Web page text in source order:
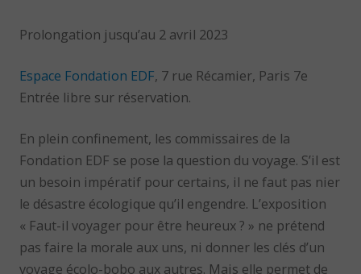
Prolongation jusqu’au 2 avril 2023
Espace Fondation EDF, 7 rue Récamier, Paris 7e
Entrée libre sur réservation.
En plein confinement, les commissaires de la
Fondation EDF se pose la question du voyage. S’il est
un besoin impératif pour certains, il ne faut pas nier
le désastre écologique qu’il engendre. L’exposition
« Faut-il voyager pour être heureux ? » ne prétend
pas faire la morale aux uns, ni donner les clés d’un
voyage écolo-bobo aux autres. Mais elle permet de